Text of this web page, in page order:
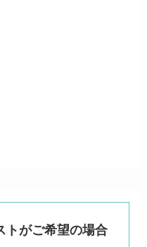
トがご希望の場合